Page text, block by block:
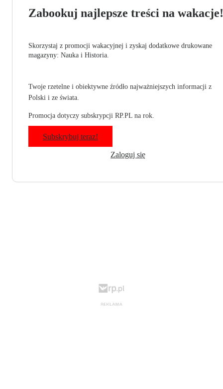
Zabookuj najlepsze treści na wakacje!
Skorzystaj z promocji wakacyjnej i zyskaj dodatkowe drukowane
magazyny: Nauka i Historia.
Twoje rzetelne i obiektywne źródło najważniejszych informacji z
Polski i ze świata.
Promocja dotyczy subskrypcji RP.PL na rok.
Subskrybuj teraz!
Zaloguj się